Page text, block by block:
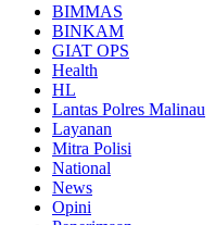
BIMMAS
BINKAM
GIAT OPS
Health
HL
Lantas Polres Malinau
Layanan
Mitra Polisi
National
News
Opini